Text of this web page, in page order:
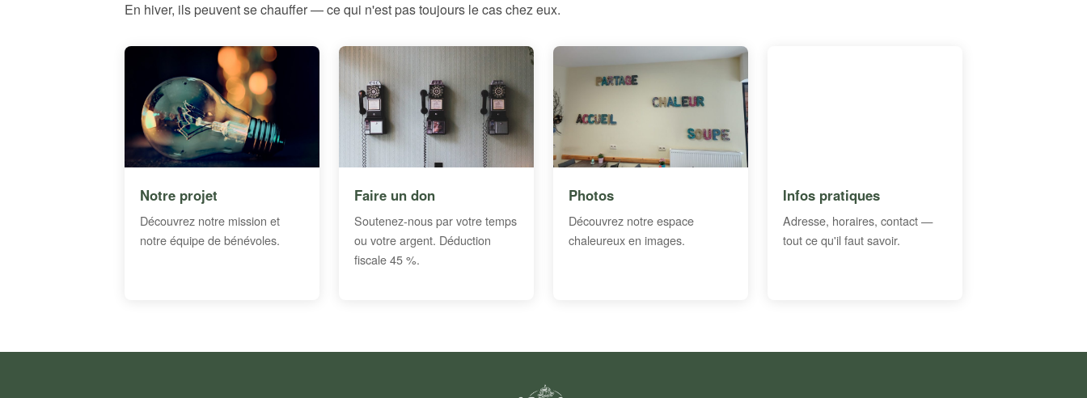
En hiver, ils peuvent se chauffer — ce qui n'est pas toujours le cas chez eux.
Notre projet
Découvrez notre mission et
notre équipe de bénévoles.
Faire un don
Soutenez-nous par votre temps
ou votre argent. Déduction
fiscale 45 %.
Photos
Découvrez notre espace
chaleureux en images.
Infos pratiques
Adresse, horaires, contact —
tout ce qu'il faut savoir.